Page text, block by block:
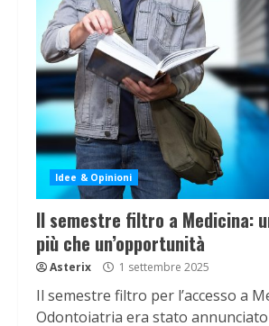
Idee & Opinioni
Il semestre filtro a Medicina:
più che un’opportunità
Asterix 1 settembre 2025
Il semestre filtro per l’accesso a
Odontoiatria era stato